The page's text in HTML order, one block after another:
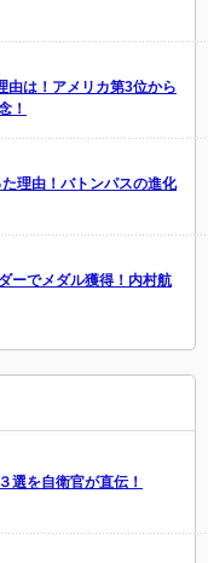
由は！アメリカ第3位から
！
理由！バトンパスの進化
ーでメダル獲得！内村航
選を自衛官が直伝！